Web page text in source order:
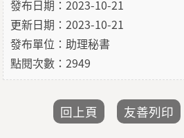
發布日期：2023-10-21
更新日期：2023-10-21
發布單位：助理秘書
點閱次數：2949